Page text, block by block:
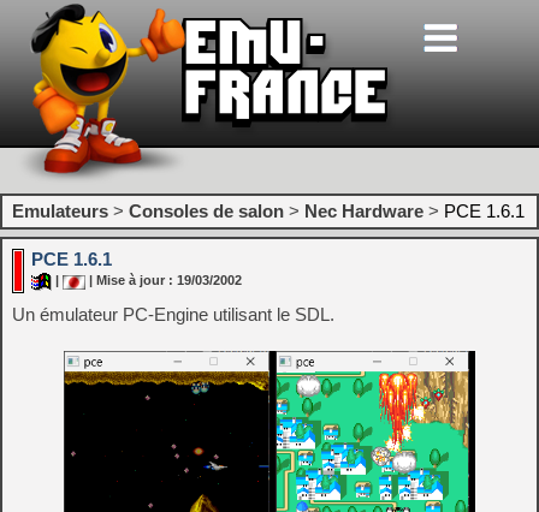
Emulateurs > Consoles de salon > Nec Hardware > PCE 1.6.1
PCE 1.6.1
| Mise à jour : 19/03/2002
Un émulateur PC-Engine utilisant le SDL.